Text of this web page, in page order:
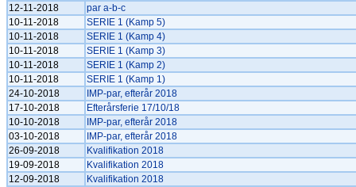
12-11-2018
par a-b-c
10-11-2018
SERIE 1 (Kamp 5)
10-11-2018
SERIE 1 (Kamp 4)
10-11-2018
SERIE 1 (Kamp 3)
10-11-2018
SERIE 1 (Kamp 2)
10-11-2018
SERIE 1 (Kamp 1)
24-10-2018
IMP-par, efterår 2018
17-10-2018
Efterårsferie 17/10/18
10-10-2018
IMP-par, efterår 2018
03-10-2018
IMP-par, efterår 2018
26-09-2018
Kvalifikation 2018
19-09-2018
Kvalifikation 2018
12-09-2018
Kvalifikation 2018